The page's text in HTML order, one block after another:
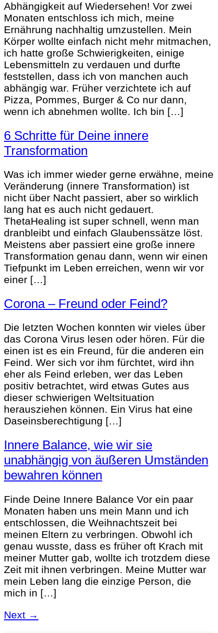
Abhängigkeit auf Wiedersehen! Vor zwei
Monaten entschloss ich mich, meine
Ernährung nachhaltig umzustellen. Mein
Körper wollte einfach nicht mehr mitmachen,
ich hatte große Schwierigkeiten, einige
Lebensmitteln zu verdauen und durfte
feststellen, dass ich von manchen auch
abhängig war. Früher verzichtete ich auf
Pizza, Pommes, Burger & Co nur dann,
wenn ich abnehmen wollte. Ich bin […]
6 Schritte für Deine innere
Transformation
Was ich immer wieder gerne erwähne, meine
Veränderung (innere Transformation) ist
nicht über Nacht passiert, aber so wirklich
lang hat es auch nicht gedauert.
ThetaHealing ist super schnell, wenn man
dranbleibt und einfach Glaubenssätze löst.
Meistens aber passiert eine große innere
Transformation genau dann, wenn wir einen
Tiefpunkt im Leben erreichen, wenn wir vor
einer […]
Corona – Freund oder Feind?
Die letzten Wochen konnten wir vieles über
das Corona Virus lesen oder hören. Für die
einen ist es ein Freund, für die anderen ein
Feind. Wer sich vor ihm fürchtet, wird ihn
eher als Feind erleben, wer das Leben
positiv betrachtet, wird etwas Gutes aus
dieser schwierigen Weltsituation
herausziehen können. Ein Virus hat eine
Daseinsberechtigung […]
Innere Balance, wie wir sie
unabhängig von äußeren Umständen
bewahren können
Finde Deine Innere Balance Vor ein paar
Monaten haben uns mein Mann und ich
entschlossen, die Weihnachtszeit bei
meinen Eltern zu verbringen. Obwohl ich
genau wusste, dass es früher oft Krach mit
meiner Mutter gab, wollte ich trotzdem diese
Zeit mit ihnen verbringen. Meine Mutter war
mein Leben lang die einzige Person, die
mich in […]
Next →